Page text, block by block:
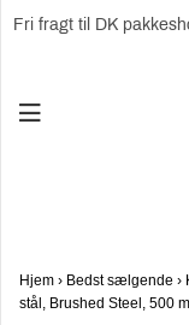
Fri fragt til DK
Hjem › Bedst sælgende ›
stål, Brushed Steel, 500 ml